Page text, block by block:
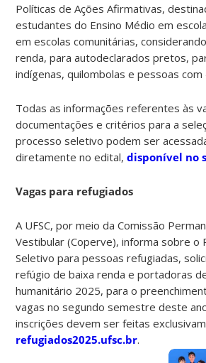
Políticas de Ações Afirmativas,
estudantes do Ensino Médio em
em escolas comunitárias,
renda, para autodeclarados pretos,
indígenas, quilombolas e pessoas com
Todas as informações referentes às
documentações e critérios para a
processo seletivo podem ser
diretamente no edital,disponível no
Vagas para refugiados
A UFSC, por meio da Comissão
Vestibular (Coperve), informa sobre o
Seletivo para pessoas refugiadas,
refúgio de baixa renda e portadoras
humanitário 2025, para o
vagas no segundo semestre deste
inscrições devem ser feitas
refugiados2025.ufsc.br.